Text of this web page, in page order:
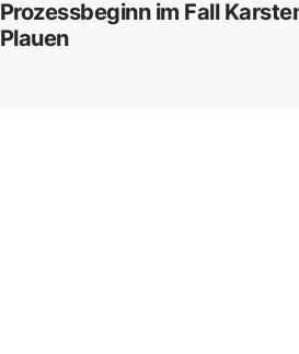
Prozessbeginn im Fall
Plauen